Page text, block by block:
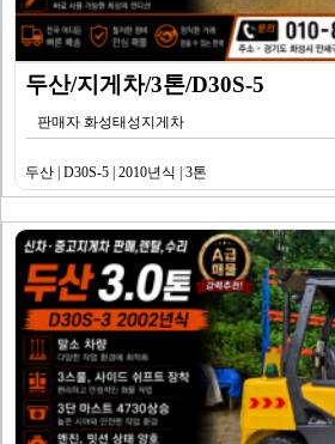
두산/지게차/3톤/D30S-5
판매자 화성태성지게차
두산 | D30S-5 | 2010년식 | 3톤